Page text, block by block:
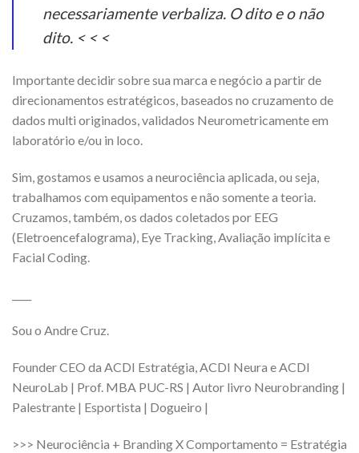
necessariamente verbaliza. O dito e o não
dito. < < <
Importante decidir sobre sua marca e negócio a partir de
direcionamentos estratégicos, baseados no cruzamento de
dados multi originados, validados Neurometricamente em
laboratório e/ou in loco.
Sim, gostamos e usamos a neurociência aplicada, ou seja,
trabalhamos com equipamentos e não somente a teoria.
Cruzamos, também, os dados coletados por EEG
(Eletroencefalograma), Eye Tracking, Avaliação implícita e
Facial Coding.
Sou o Andre Cruz.
Founder CEO da ACDI Estratégia, ACDI Neura e ACDI
NeuroLab | Prof. MBA PUC-RS | Autor livro Neurobranding |
Palestrante | Esportista | Dogueiro |
>>> Neurociência + Branding X Comportamento = Estratégia